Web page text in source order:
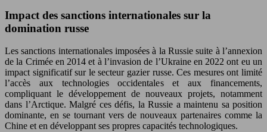
Impact des sanctions internationales sur la
domination russe
Les sanctions internationales imposées à la Russie suite à l’annexion
de la Crimée en 2014 et à l’invasion de l’Ukraine en 2022 ont eu un
impact significatif sur le secteur gazier russe. Ces mesures ont limité
l’accès aux technologies occidentales et aux financements,
compliquant le développement de nouveaux projets, notamment
dans l’Arctique. Malgré ces défis, la Russie a maintenu sa position
dominante, en se tournant vers de nouveaux partenaires comme la
Chine et en développant ses propres capacités technologiques.